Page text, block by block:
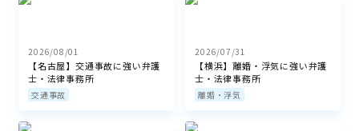
2026/08/01
【名古屋】交通事故に強い弁護
士・法律事務所
交通事故
2026/07/31
【横浜】離婚・浮気に強い弁護
士・法律事務所
離婚・浮気